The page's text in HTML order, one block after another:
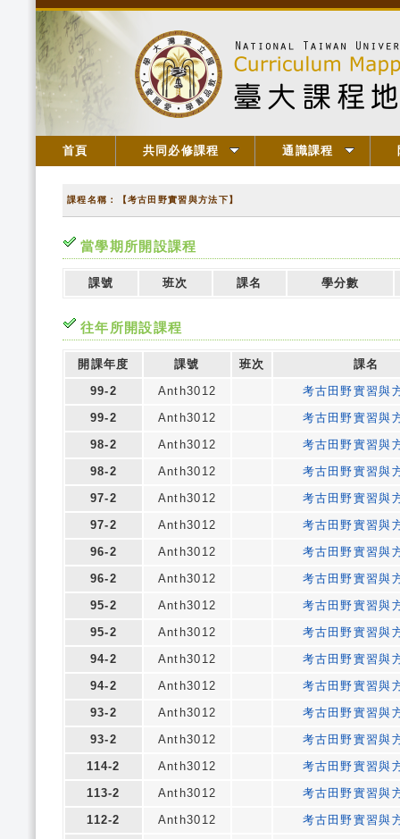
首頁 共同必修課程 通識課程
課程名稱：【考古田野實習與方法下】
當學期所開設課程
課號 班次 課名 學分數
往年所開設課程
開課年度 課號 班次
課名
99-2
Anth3012
考古田野實習與
99-2
Anth3012
考古田野實習與
98-2
Anth3012
考古田野實習與
98-2
Anth3012
考古田野實習與
97-2
Anth3012
考古田野實習與
97-2
Anth3012
考古田野實習與
96-2
Anth3012
考古田野實習與
96-2
Anth3012
考古田野實習與
95-2
Anth3012
考古田野實習與
95-2
Anth3012
考古田野實習與
94-2
Anth3012
考古田野實習與
94-2
Anth3012
考古田野實習與
93-2
Anth3012
考古田野實習與
93-2
Anth3012
考古田野實習與
114-2
Anth3012
考古田野實習與
113-2
Anth3012
考古田野實習與
112-2
Anth3012
考古田野實習與